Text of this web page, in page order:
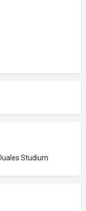
Studium